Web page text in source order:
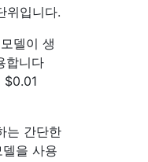
입니다.
델이 생
합니다
$0.01
는 간단한
을 사용